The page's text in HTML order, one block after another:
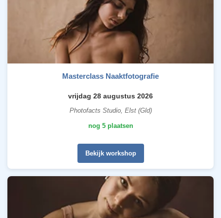
Masterclass Naaktfotografie
vrijdag 28 augustus 2026
Photofacts Studio, Elst (Gld)
nog 5 plaatsen
Bekijk workshop